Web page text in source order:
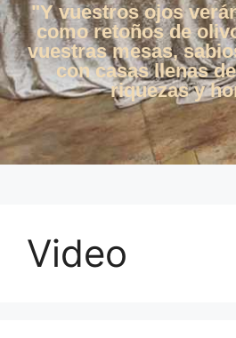
"Y vuestros ojos
como retoños de
vuestras mesas,
con casas llenas
riquezas y
Video